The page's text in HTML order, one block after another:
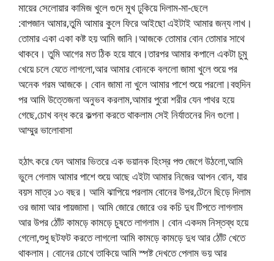
মায়ের সেলোয়ার কামিজ খুলে গুদে মুখ ঢুকিয়ে দিলাম-মা-ছেলে
:বাপজান আমার,তুমি আমার কুলে ফিরে আইছো এইটাই আমার জন্য লাখ।
তোমার একা একা কষ্ট হয় আমি জানি।আজকে তোমার বোন তোমার সাথে
থাকবে। তুমি আগের মত ঠিক হয়ে যাবে।তারপর আমার কপালে একটা চুমু
খেয়ে চলে যেতে লাগলো,আর আমার বোনকে বললো জামা খুলে শুয়ে পর
অনেক গরম আজকে। বোন জামা না খুলে আমার পাশে শুয়ে পরলো।বহুদিন
পর আমি উত্তেজনা অনুভব করলাম,আমার পুরো শরীর যেন পাথর হয়ে
গেছে,চোখ বন্ধ করে কল্পনা করতে থাকলাম সেই নির্যাতনের দিন গুলো। ​​
আম্মুর ভালোবাসা
হঠাৎ করে যেন আমার ভিতরে এক ভয়ানক হিংস্র পশু জেগে উঠলো,আমি
ভুলে গেলাম আমার পাশে শুয়ে আছে এইটা আমার নিজের আপন বোন, যার
বয়স মাত্র ১৩ বছর। আমি ঝাপিয়ে পরলাম বোনের উপর,টেনে ছিড়ে দিলাম
ওর জামা আর পায়জামা। আমি জোরে জোরে ওর কচি দুধ টিপতে লাগলাম
আর উপর ঠোঁট কামড়ে কামড়ে চুষতে লাগলাম। বোন একদম নিস্তব্ধ হয়ে
গেলো,শুধু ছটফট করতে লাগলো আমি কামড়ে কামড়ে দুধ আর ঠোঁট খেতে
থাকলাম। বোনের চোখে তাকিয়ে আমি স্পষ্ট দেখতে পেলাম ভয় আর